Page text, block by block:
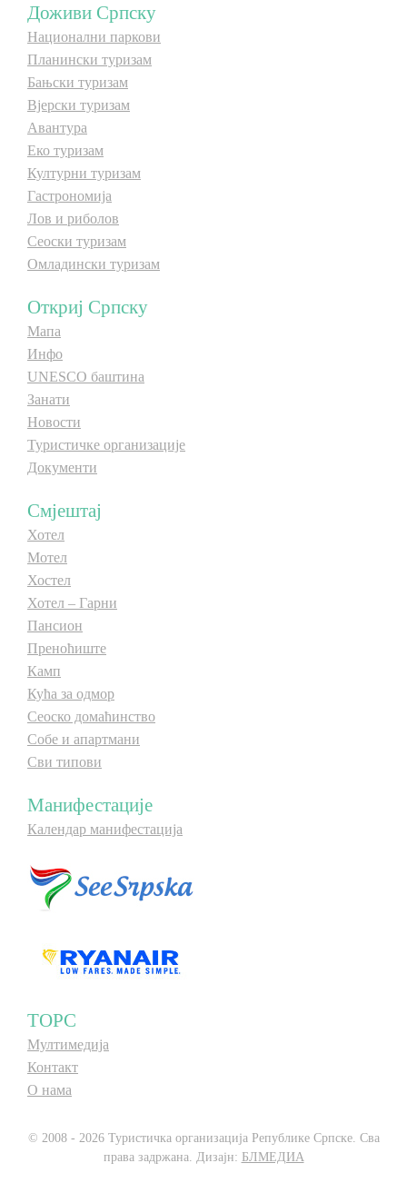
Доживи Српску
Национални паркови
Планински туризам
Бањски туризам
Вјерски туризам
Авантура
Еко туризам
Културни туризам
Гастрономија
Лов и риболов
Сеоски туризам
Омладински туризам
Откриј Српску
Мапа
Инфо
UNESCO баштина
Занати
Новости
Туристичке организације
Документи
Смјештај
Хотел
Мотел
Хостел
Хотел – Гарни
Пансион
Преноћиште
Камп
Кућа за одмор
Сеоско домаћинство
Собе и апартмани
Сви типови
Манифестације
Календар манифестација
ТОРС
Мултимедија
Контакт
О нама
© 2008 - 2026 Туристичка организација Републике Српске. Сва
права задржана. Дизајн: БЛМЕДИА